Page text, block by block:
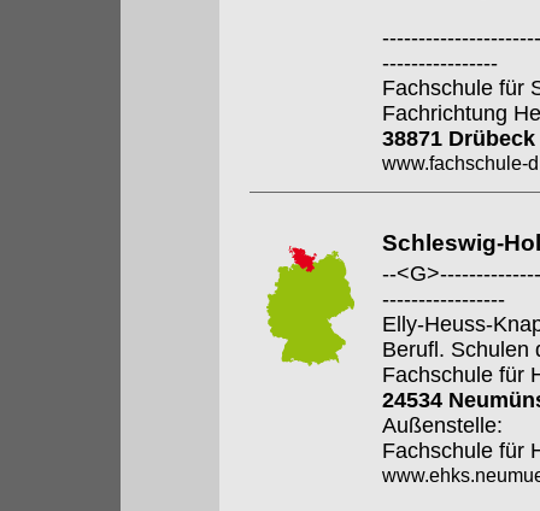
----------------
Fachschule für
Fachrichtung
38871 Drübeck
www.fachschule-
Schleswig-
--
-----------------
Elly-Heuss-
Berufl. Schulen
Fachschule für
24534
Außenstelle:
Fachschule für